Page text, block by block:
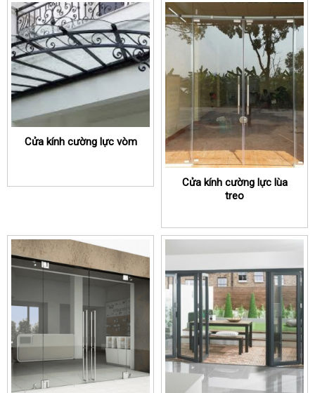
Cửa kính cường lực vòm
Cửa kính cường lực lùa
treo